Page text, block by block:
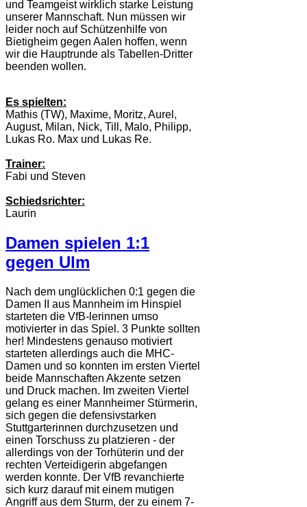
und Teamgeist wirklich starke Leistung
unserer Mannschaft. Nun müssen wir
leider noch auf Schützenhilfe von
Bietigheim gegen Aalen hoffen, wenn
wir die Hauptrunde als Tabellen-Dritter
beenden wollen.
Es spielten:
Mathis (TW), Maxime, Moritz, Aurel,
August, Milan, Nick, Till, Malo, Philipp,
Lukas Ro. Max und Lukas Re.
Trainer:
Fabi und Steven
Schiedsrichter:
Laurin
Damen spielen 1:1
gegen Ulm
Nach dem unglücklichen 0:1 gegen die
Damen II aus Mannheim im Hinspiel
starteten die VfB-lerinnen umso
motivierter in das Spiel. 3 Punkte sollten
her! Mindestens genauso motiviert
starteten allerdings auch die MHC-
Damen und so konnten im ersten Viertel
beide Mannschaften Akzente setzen
und Druck machen. Im zweiten Viertel
gelang es einer Mannheimer Stürmerin,
sich gegen die defensivstarken
Stuttgarterinnen durchzusetzen und
einen Torschuss zu platzieren - der
allerdings von der Torhüterin und der
rechten Verteidigerin abgefangen
werden konnte. Der VfB revanchierte
sich kurz darauf mit einem mutigen
Angriff aus dem Sturm, der zu einem 7-